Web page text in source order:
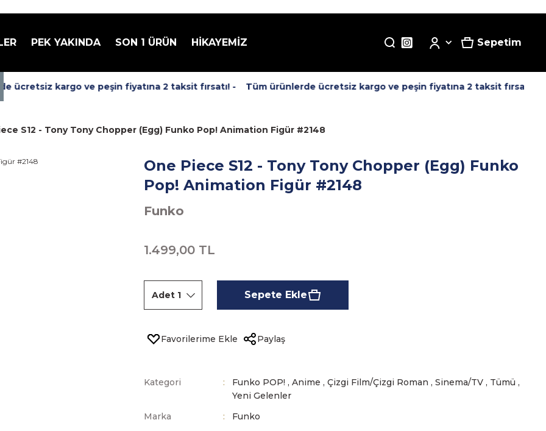
PEK YAKINDA SON 1 ÜRÜN HİKAYEMİZ Sepetim
ücretsiz kargo ve peşin fiyatına 2 taksit fırsatı! - Tüm ürünlerde ücretsiz kargo ve peşin fiyatına 2 taksit fırsatı! -
S12 - Tony Tony Chopper (Egg) Funko Pop! Animation Figür #2148
One Piece S12 - Tony Tony Chopper (Egg) Funko
Pop! Animation Figür #2148
Funko
1.499,00 TL
Sepete Ekle
Paylaş
Kategori Funko POP! , Anime , Çizgi Film/Çizgi Roman , Sinema/TV , Tümü ,
Yeni Gelenler
Marka
Funko